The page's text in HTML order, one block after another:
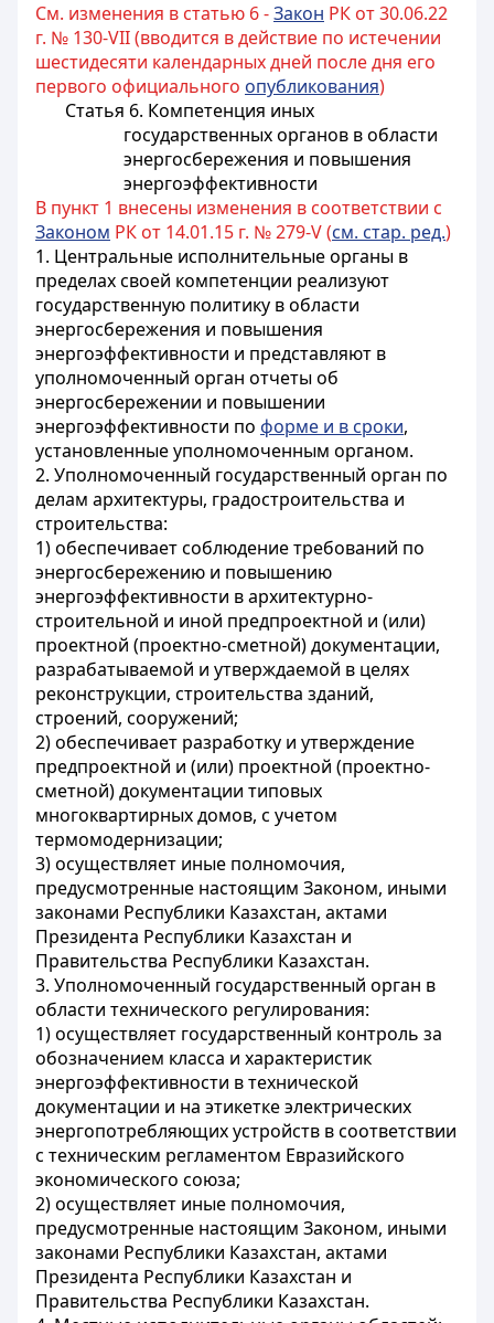
См. изменения в статью 6 -Закон РК от 30.06.22
г. № 130-VII (вводится в действие по истечении
шестидесяти календарных дней после дня его
первого официального опубликования)
Статья 6. Компетенция иных
государственных органов в области
энергосбережения и повышения
энергоэффективности
В пункт 1 внесены изменения в соответствии с
Законом РК от 14.01.15 г. № 279-V (см. стар. ред.)
1. Центральные исполнительные органы в
пределах своей компетенции реализуют
государственную политику в области
энергосбережения и повышения
энергоэффективности и представляют в
уполномоченный орган отчеты об
энергосбережении и повышении
энергоэффективности по форме и в сроки,
установленныеуполномоченным органом.
2. Уполномоченный государственный орган по
делам архитектуры, градостроительства и
строительства:
1) обеспечивает соблюдение требований по
энергосбережению и повышению
энергоэффективности в архитектурно-
строительной и иной предпроектной и (или)
проектной (проектно-сметной) документации,
разрабатываемой и утверждаемой в целях
реконструкции, строительства зданий,
строений, сооружений;
2) обеспечивает разработку и утверждение
предпроектной и (или) проектной (проектно-
сметной) документации типовых
многоквартирных домов, с учетом
термомодернизации;
3) осуществляет иные полномочия,
предусмотренные настоящим Законом, иными
законами Республики Казахстан, актами
Президента Республики Казахстан и
Правительства Республики Казахстан.
3. Уполномоченный государственный орган в
области технического регулирования:
1) осуществляет государственный контроль за
обозначением класса и характеристик
энергоэффективности в технической
документации и на этикетке электрических
энергопотребляющих устройств в соответствии
с техническим регламентом Евразийского
экономического союза;
2) осуществляет иные полномочия,
предусмотренные настоящим Законом, иными
законами Республики Казахстан, актами
Президента Республики Казахстан и
Правительства Республики Казахстан.